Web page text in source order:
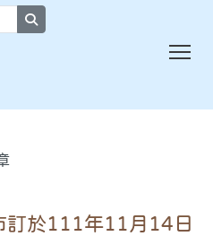
訂於111年11月14日